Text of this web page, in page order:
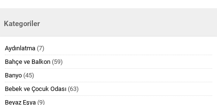
Kategoriler
Aydınlatma (7)
Bahçe ve Balkon (59)
Banyo (45)
Bebek ve Çocuk Odası (63)
Beyaz Eşya (9)